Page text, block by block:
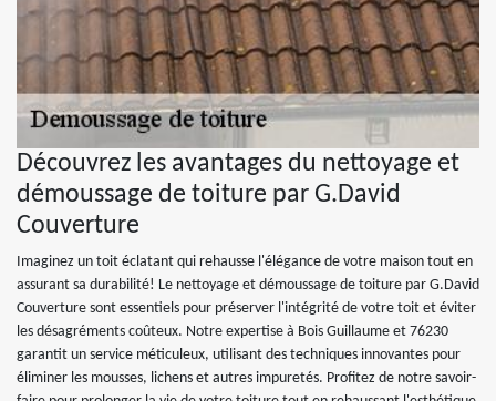
Découvrez les avantages du nettoyage et
démoussage de toiture par G.David
Couverture
Imaginez un toit éclatant qui rehausse l'élégance de votre maison tout en
assurant sa durabilité! Le nettoyage et démoussage de toiture par G.David
Couverture sont essentiels pour préserver l'intégrité de votre toit et éviter
les désagréments coûteux. Notre expertise à Bois Guillaume et 76230
garantit un service méticuleux, utilisant des techniques innovantes pour
éliminer les mousses, lichens et autres impuretés. Profitez de notre savoir-